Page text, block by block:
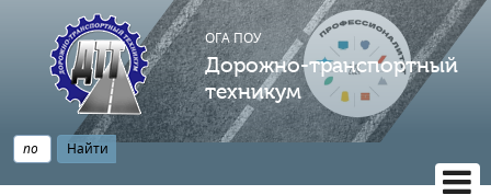
ОГА ПОУ
Дорожно-транспортный
техникум